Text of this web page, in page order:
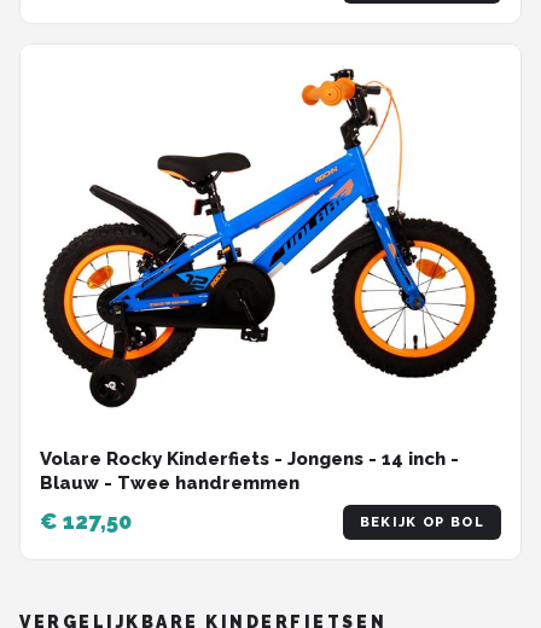
Volare Rocky Kinderfiets - Jongens - 14 inch -
Blauw - Twee handremmen
€ 127,50 BEKIJK OP BOL
VERGELIJKBARE KINDERFIETSEN